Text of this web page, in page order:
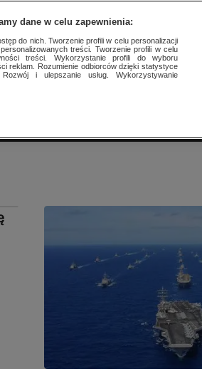
SUBSKRYBUJ
dane w celu zapewnienia:
do nich. Tworzenie profili w celu personalizacji
treści. Tworzenie profili w celu
treści. Wykorzystanie profili do wyboru
reklam. Rozumienie odbiorców dzięki statystyce
i ulepszanie usług. Wykorzystywanie